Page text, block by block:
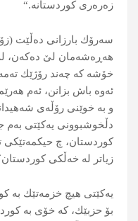
زەرەری كوردستانە.“
سەرۆك بارزانی دەڵێت
هەڕەشەمان لێ ده‌كه‌ن،
خۆشه كه‌ چه‌ند رۆژێك
ئه‌وه‌ باش بزانن، ئه‌م
و‌ به‌ خوێنی رۆڵه‌ی
دڵخوشبوونی یه‌كێتی به‌م
كوردستان، چ حیكمه‌تێكی
زیاتر له‌ خەڵكی
یه‌كێتی هیچ خزمه‌تێك به‌
بۆ حزبێك، كه‌ خۆی به‌